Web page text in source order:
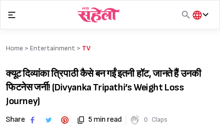
content
हिंदी
Home > Entertainment > TV
क्यूट दिव्यांका त्रिपाठी कैसे बन गईं इतनी हॉट, जानते हैं उनकी
फिटनेस जर्नी! (Divyanka Tripathi’s Weight Loss
Journey)
Share 5 min read 0 Claps